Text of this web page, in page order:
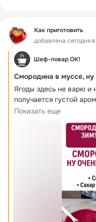
Как приготовить
добавлена сегодня в
Шеф-повар ОК!
Смородина в муссе, ну
Ягоды здесь не варю и
получается густой
смородиновым вкусом.
Показать еще